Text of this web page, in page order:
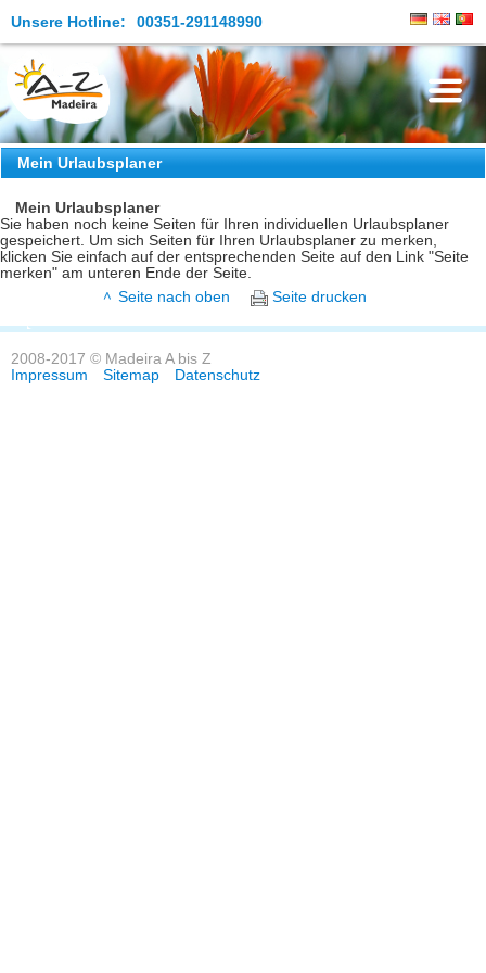
Unsere Hotline: 00351-291148990
Die Insel
Madeira Erleben
Aktuelles
Reiseangebote
Kontakt
Mein Urlaubsplaner
Mein Urlaubsplaner
Sie haben noch keine Seiten für Ihren individuellen Urlaubsplaner
gespeichert. Um sich Seiten für Ihren Urlaubsplaner zu merken,
klicken Sie einfach auf der entsprechenden Seite auf den Link "Seite
merken" am unteren Ende der Seite.
Seite nach oben
Seite drucken
2008-2017 © Madeira A bis Z
Impressum
Sitemap Datenschutz